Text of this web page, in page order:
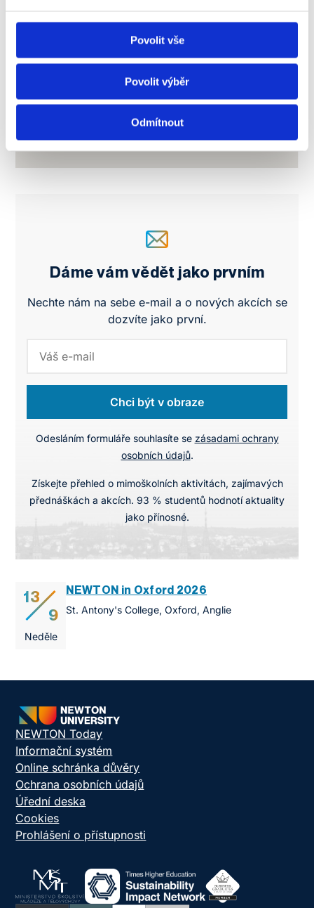
Povolit vše
Povolit výběr
Odmítnout
Dáme vám vědět jako prvním
Nechte nám na sebe e-mail a o nových akcích se
dozvíte jako první.
Chci být v obraze
Odesláním formuláře souhlasíte se zásadami ochrany
osobních údajů.
Získejte přehled o mimoškolních aktivitách, zajímavých
přednáškách a akcích. 93 % studentů hodnotí aktuality
jako přínosné.
13
9
Neděle
NEWTON in Oxford 2026
St. Antony's College, Oxford, Anglie
NEWTON Today
Informační systém
Online schránka důvěry
Ochrana osobních údajů
Úřední deska
Cookies
Prohlášení o přístupnosti